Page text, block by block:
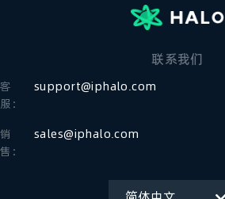
联系我们
客
服：
support@iphalo.com
销
售：
sales@iphalo.com